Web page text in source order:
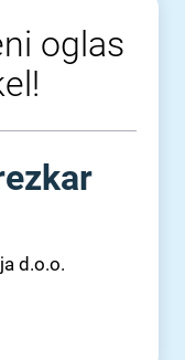
oglas
d.o.o.